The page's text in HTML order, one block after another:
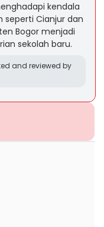
kendala
seperti Cianjur dan
Bogor menjadi
sekolah baru.
and reviewed by